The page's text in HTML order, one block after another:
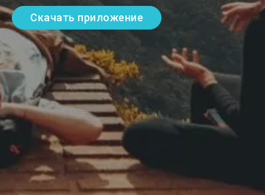
Скачать приложение